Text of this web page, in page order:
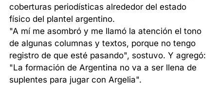
coberturas periodísticas alrededor del estado
físico del plantel argentino.
"A mí me asombró y me llamó la atención el tono
de algunas columnas y textos, porque no tengo
registro de que esté pasando", sostuvo. Y agregó:
"La formación de Argentina no va a ser llena de
suplentes para jugar con Argelia".